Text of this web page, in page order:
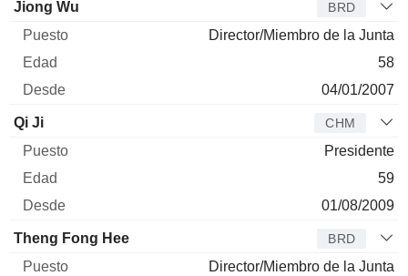
Administrador
Jiong Wu BRD
Director/Miembro de la Junta
58
04/01/2007
Qi Ji CHM
Presidente
59
01/08/2009
Theng Fong Hee BRD
Director/Miembro de la Junta